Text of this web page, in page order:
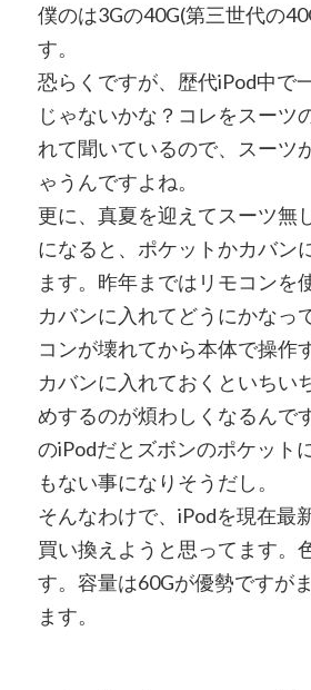
僕のは3Gの40G(第三世代の
す。
恐らくですが、歴代iPod中で
じゃないかな？コレをスーツ
れて聞いているので、スーツ
ゃうんですよね。
更に、真夏を迎えてスーツ無
になると、ポケットかカバン
ます。昨年まではリモコンを
カバンに入れてどうにかなっ
コンが壊れてから本体で操作
カバンに入れておくといちい
めするのが煩わしくなるんで
のiPodだとズボンのポケット
もない事になりそうだし。
そんなわけで、iPodを現在最
買い換えようと思ってます。
す。容量は60Gが優勢ですが
ます。